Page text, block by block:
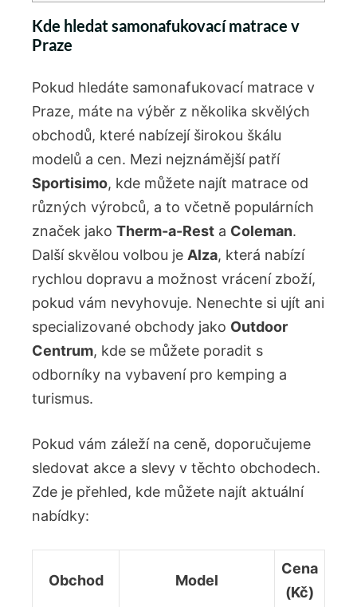
Kde hledat samonafukovací matrace v
Praze
Pokud hledáte samonafukovací matrace v
Praze, máte na výběr z několika skvělých
obchodů, které nabízejí širokou škálu
modelů a cen. Mezi nejznámější patří
Sportisimo, kde můžete najít matrace od
různých výrobců, a to včetně populárních
značek jako Therm-a-Rest a Coleman.
Další skvělou volbou je Alza, která nabízí
rychlou dopravu a možnost vrácení zboží,
pokud vám nevyhovuje. Nenechte si ujít ani
specializované obchody jako Outdoor
Centrum, kde se můžete poradit s
odborníky na vybavení pro kemping a
turismus.
Pokud vám záleží na ceně, doporučujeme
sledovat akce a slevy v těchto obchodech.
Zde je přehled, kde můžete najít aktuální
nabídky:
Obchod Model
Cena
(Kč)